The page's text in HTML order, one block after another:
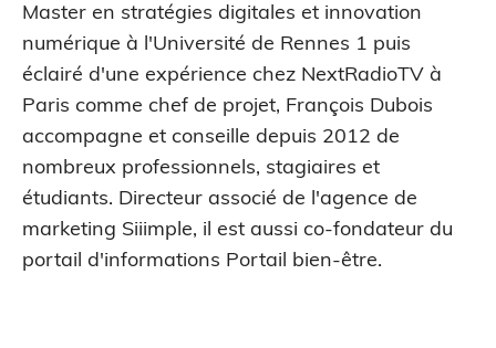
Master en stratégies digitales et innovation
numérique à l'Université de Rennes 1 puis
éclairé d'une expérience chez NextRadioTV à
Paris comme chef de projet, François Dubois
accompagne et conseille depuis 2012 de
nombreux professionnels, stagiaires et
étudiants. Directeur associé de l'agence de
marketing Siiimple, il est aussi co-fondateur du
portail d'informations Portail bien-être.